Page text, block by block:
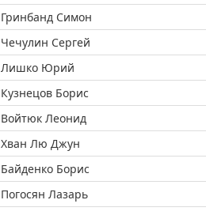
Гринбанд Симон
Чечулин Сергей
Лишко Юрий
Кузнецов Борис
Войтюк Леонид
Хван Лю Джун
Байденко Борис
Погосян Лазарь